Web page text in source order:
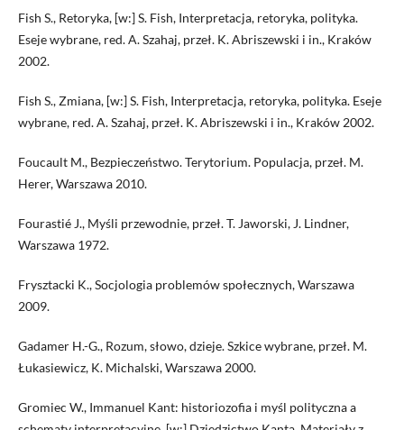
Fish S., Retoryka, [w:] S. Fish, Interpretacja, retoryka, polityka.
Eseje wybrane, red. A. Szahaj, przeł. K. Abriszewski i in., Kraków
2002.
Fish S., Zmiana, [w:] S. Fish, Interpretacja, retoryka, polityka. Eseje
wybrane, red. A. Szahaj, przeł. K. Abriszewski i in., Kraków 2002.
Foucault M., Bezpieczeństwo. Terytorium. Populacja, przeł. M.
Herer, Warszawa 2010.
Fourastié J., Myśli przewodnie, przeł. T. Jaworski, J. Lindner,
Warszawa 1972.
Frysztacki K., Socjologia problemów społecznych, Warszawa
2009.
Gadamer H.-G., Rozum, słowo, dzieje. Szkice wybrane, przeł. M.
Łukasiewicz, K. Michalski, Warszawa 2000.
Gromiec W., Immanuel Kant: historiozofia i myśl polityczna a